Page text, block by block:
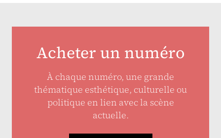
Acheter un numéro
À chaque numéro, une grande
thématique esthétique, culturelle ou
politique en lien avec la scène
actuelle.